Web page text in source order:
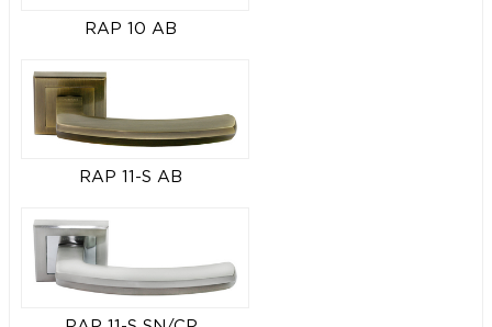
RAP 10 AB
RAP 11-S AB